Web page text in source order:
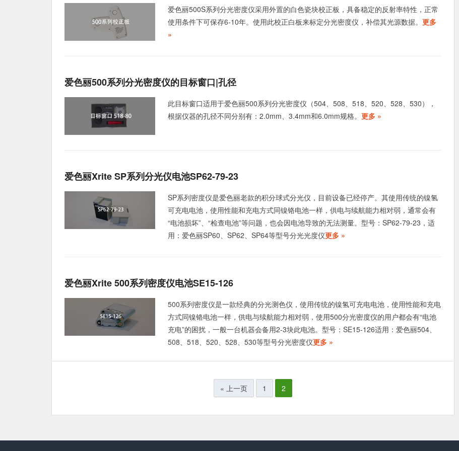
爱色丽500S系列分光密度仪采用外置的白色瓷块校正板，具备稳定的反射率特性，正常
使用条件下可保存6-10年。使用此校正白板来标定分光密度仪，补偿其光源数据。 更多
»
爱色丽500系列分光密度仪的目标窗口|孔径
此目标窗口适用于爱色丽500系列分光密度仪（504、508、518、520、528、530），
根据仪器的孔径不同分别有：2.0mm、3.4mm和6.0mm规格。 更多 »
爱色丽Xrite SP系列分光仪电池SP62-79-23
SP系列密度仪是爱色丽老款的积分球式分光仪，目前设备已经停产。其使用传统的镍氢
可充电电池，使用性能和充电方式同镍铬电池一样，供电与续航能力相对弱，通常会有
“电池损坏”、“检查电池”等问题，也会因电池导致的无法测量。型号：SP62-79-23，适
用：爱色丽SP60、SP62、SP64等型号分光光度仪更多 »
爱色丽Xrite 500系列密度仪电池SE15-126
500系列密度仪是一款经典的分光测色仪，使用传统的镍氢可充电电池，使用性能和充电
方式同镍铬电池一样，供电与续航能力相对弱，使用500分光密度仪的用户都会有“电池
充电”的困扰，一般一台机器会备用2-3块此电池。型号：SE15-126适用：爱色丽504、
508、518、520、528、530等型号分光密度仪更多 »
分
« 上一页 1 2